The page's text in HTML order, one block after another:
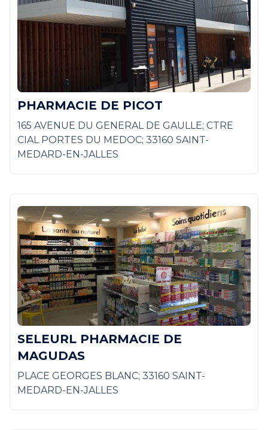
PHARMACIE DE PICOT
165 AVENUE DU GENERAL DE GAULLE; CTRE
CIAL PORTES DU MEDOC; 33160 SAINT-
MEDARD-EN-JALLES
SELEURL PHARMACIE DE
MAGUDAS
PLACE GEORGES BLANC; 33160 SAINT-
MEDARD-EN-JALLES